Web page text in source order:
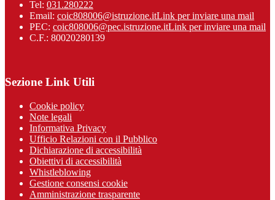
Tel: 031.280222
Email: coic808006@istruzione.itLink per inviare una mail
PEC: coic808006@pec.istruzione.itLink per inviare una mail
C.F.: 80020280139
Sezione Link Utili
Cookie policy
Note legali
Informativa Privacy
Ufficio Relazioni con il Pubblico
Dichiarazione di accessibilità
Obiettivi di accessibilità
Whistleblowing
Gestione consensi cookie
Amministrazione trasparente